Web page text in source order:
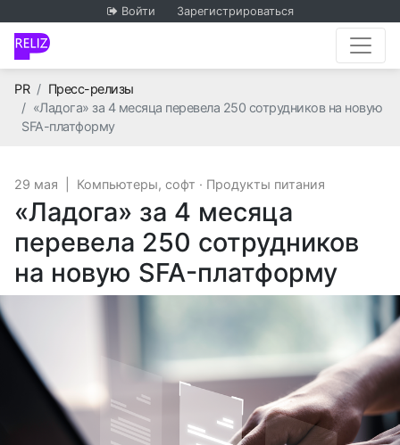
Войти Зарегистрироваться
PRГлавная
Пресс-релизы
«Ладога» за 4 месяца перевела 250 сотрудников на новую
SFA-платформу
29 мая Компьютеры, софт · Продукты питания
«Ладога» за 4 месяца
перевела 250 сотрудников
на новую SFA-платформу